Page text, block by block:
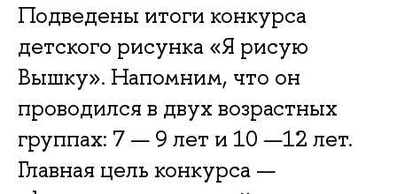
Подведены итоги конкурса
детского рисунка «Я рисую
Вышку». Напомним, что он
проводился в двух возрастных
группах: 7 — 9 лет и 10 —12 лет.
Главная цель конкурса —